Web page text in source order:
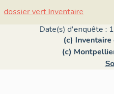
dossier vert Inventaire
Date(s) d'enquête :
(c)
(c)